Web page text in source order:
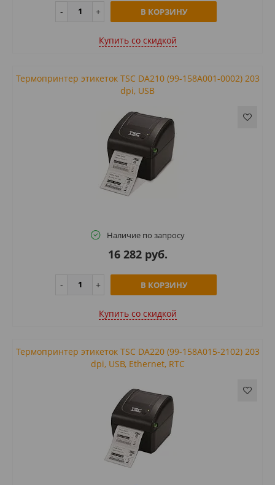
В КОРЗИНУ
Купить cо скидкой
Термопринтер этикеток TSC DA210 (99-158A001-0002) 203
dpi, USB
Наличие по запросу
16 282 руб.
В КОРЗИНУ
Купить cо скидкой
Термопринтер этикеток TSC DA220 (99-158A015-2102) 203
dpi, USB, Ethernet, RTC